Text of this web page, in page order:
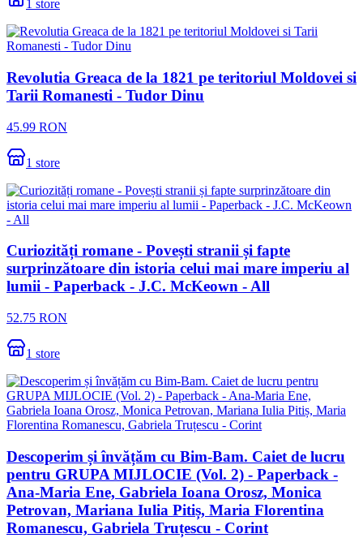
1 store
Revolutia Greaca de la 1821 pe teritoriul Moldovei si
Tarii Romanesti - Tudor Dinu
45.99 RON
1 store
Curiozități romane - Povești stranii și fapte
surprinzătoare din istoria celui mai mare imperiu al
lumii - Paperback - J.C. McKeown - All
52.75 RON
1 store
Descoperim și învățăm cu Bim-Bam. Caiet de lucru
pentru GRUPA MIJLOCIE (Vol. 2) - Paperback -
Ana-Maria Ene, Gabriela Ioana Orosz, Monica
Petrovan, Mariana Iulia Pitiș, Maria Florentina
Romanescu, Gabriela Truțescu - Corint